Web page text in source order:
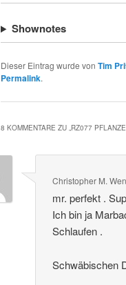
Shownotes
Dieser Eintrag wurde von Tim
Permalink.
8 KOMMENTARE ZU „RZ077
Christopher M.
mr. perfekt .
Ich bin ja
Schlaufen .
Schwäbischen